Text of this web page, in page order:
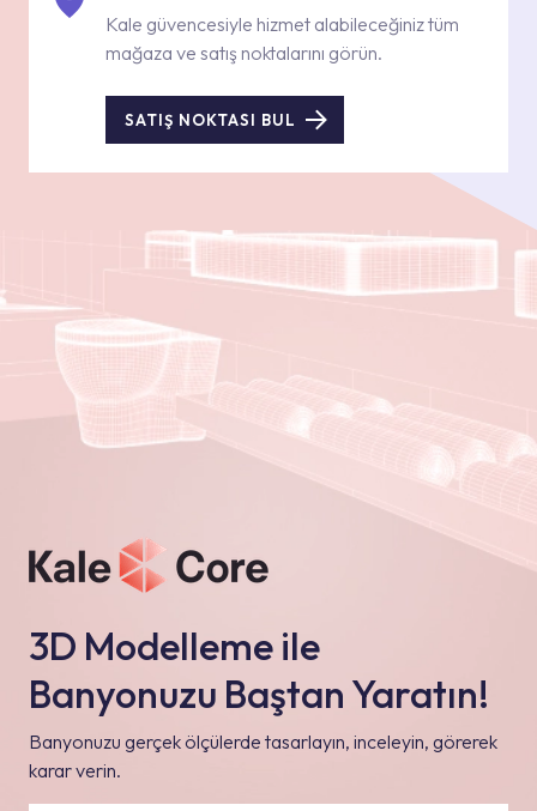
Kale güvencesiyle hizmet alabileceğiniz tüm
mağaza ve satış noktalarını görün.
SATIŞ NOKTASI BUL
3D Modelleme ile
Banyonuzu Baştan Yaratın!
Banyonuzu gerçek ölçülerde tasarlayın, inceleyin, görerek
karar verin.